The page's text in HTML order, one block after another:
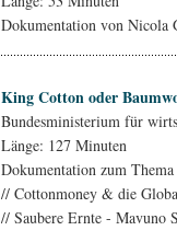
Dokumentation von Nicola
King Cotton oder
Bundesministerium für
Länge: 127 Minuten
Dokumentation zum
// Cottonmoney & die
// Saubere Ernte - Mavuno